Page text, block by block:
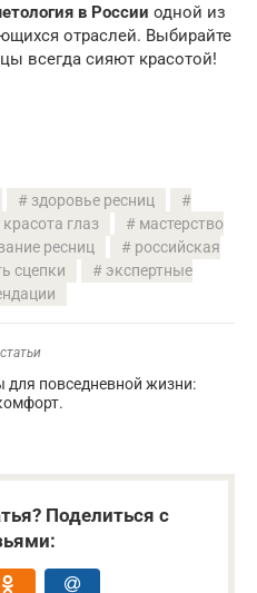
в России одной из
отраслей. Выбирайте
всегда сияют красотой!
здоровье ресниц
красота глаз
мастерство
ресниц
российская
сцепки
экспертные
для повседневной жизни:
Поделиться с